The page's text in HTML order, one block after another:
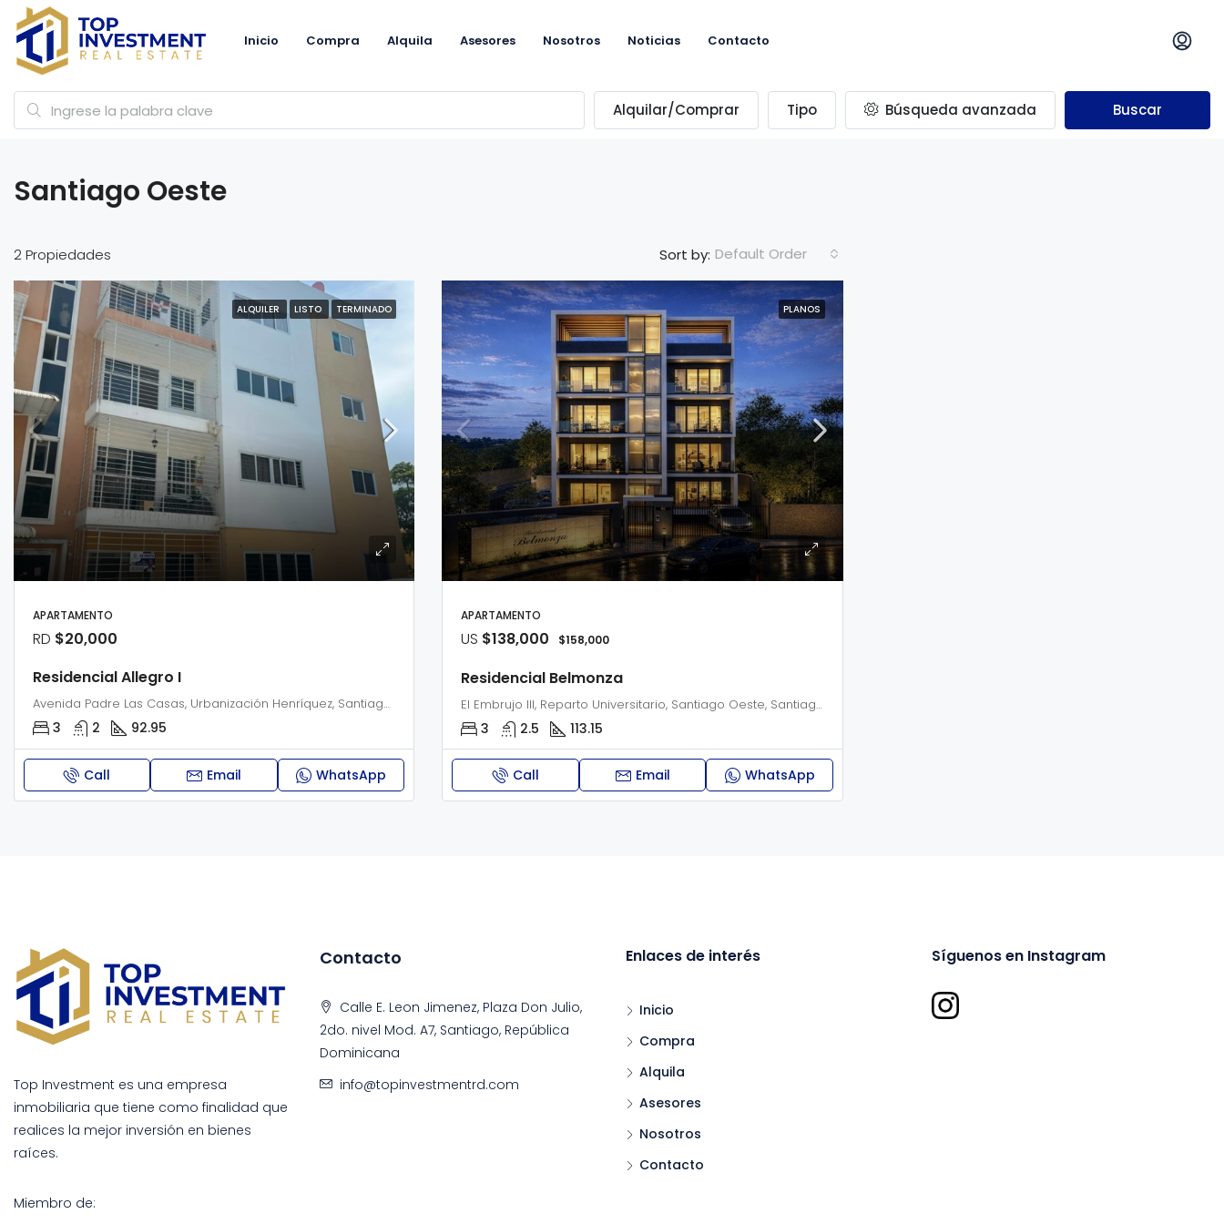
Inicio Compra Alquila Asesores Nosotros Noticias Contacto
Alquilar/Comprar Tipo Búsqueda avanzada Buscar
Santiago Oeste
2 Propiedades Sort by: Default Order
ALQUILER LISTO TERMINADO
APARTAMENTO
RD $20,000
Residencial Allegro I
Avenida Padre Las Casas, Urbanización Henríquez, Santiago Oeste, Santiago, 51061, República Dominicana
3 2 92.95
Call Email WhatsApp
PLANOS
APARTAMENTO
US $138,000 $158,000
Residencial Belmonza
El Embrujo III, Reparto Universitario, Santiago Oeste, Santiago, 51043, República Dominicana
3 2.5 113.15
Call Email WhatsApp
Top Investment es una empresa
inmobiliaria que tiene como finalidad que
realices la mejor inversión en bienes
raíces.
Miembro de:
Contacto
Calle E. Leon Jimenez, Plaza Don Julio,
2do. nivel Mod. A7, Santiago, República
Dominicana
info@topinvestmentrd.com
Enlaces de interés
Inicio
Compra
Alquila
Asesores
Nosotros
Contacto
Síguenos en Instagram